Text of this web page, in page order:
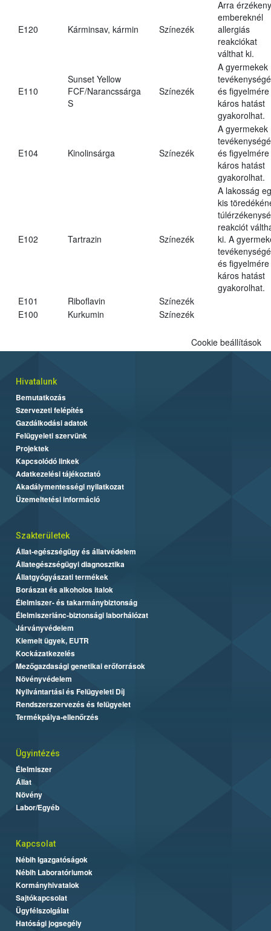
E120 Kárminsav, kármin Színezék
Arra érzékeny
embereknél
allergiás
reakciókat
válthat ki.
E110
Sunset Yellow
FCF/Narancssárga
S
Színezék
A gyermekek
és figyelmére
káros hatást
gyakorolhat.
E104 Kinolinsárga Színezék
A gyermekek
és figyelmére
káros hatást
gyakorolhat.
E102 Tartrazin Színezék
A lakosság
kis
reakciót
ki. A
és figyelmére
káros hatást
gyakorolhat.
E101
Riboflavin
Színezék
E100
Kurkumin Színezék
Cookie beállítások
Hivatalunk
Bemutatkozás
Szervezeti felépítés
Gazdálkodási adatok
Felügyeleti szervünk
Projektek
Kapcsolódó linkek
Adatkezelési tájékoztató
Akadálymentességi nyilatkozat
Üzemeltetési információ
Szakterületek
Állat-egészségügy és állatvédelem
Állategészségügyi diagnosztika
Állatgyógyászati termékek
Borászat és alkoholos italok
Élelmiszer- és takarmánybiztonság
Élelmiszerlánc-biztonsági laborhálózat
Járványvédelem
Kiemelt ügyek, EUTR
Kockázatkezelés
Mezőgazdasági genetikai erőforrások
Növényvédelem
Nyilvántartási és Felügyeleti Díj
Rendszerszervezés és felügyelet
Termékpálya-ellenőrzés
Ügyintézés
Élelmiszer
Állat
Növény
Labor/Egyéb
Kapcsolat
Nébih Igazgatóságok
Nébih Laboratóriumok
Kormányhivatalok
Sajtókapcsolat
Ügyfélszolgálat
Hatósági jogsegély